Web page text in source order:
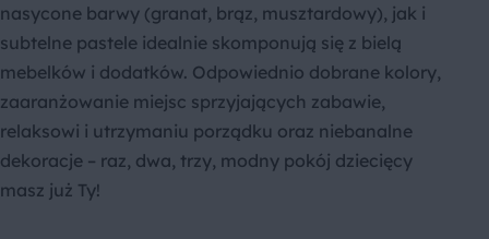
nasycone barwy (granat, brąz, musztardowy), jak i
subtelne pastele idealnie skomponują się z bielą
mebelków i dodatków. Odpowiednio dobrane kolory,
zaaranżowanie miejsc sprzyjających zabawie,
relaksowi i utrzymaniu porządku oraz niebanalne
dekoracje – raz, dwa, trzy, modny pokój dziecięcy
masz już Ty!